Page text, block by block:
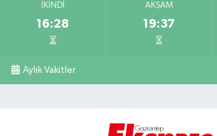
İKINDI
16:28
AKŞAM
19:37
Aylık Vakitler